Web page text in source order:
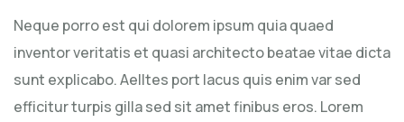
Neque porro est qui dolorem ipsum quia quaed
inventor veritatis et quasi architecto beatae vitae dicta
sunt explicabo. Aelltes port lacus quis enim var sed
efficitur turpis gilla sed sit amet finibus eros. Lorem